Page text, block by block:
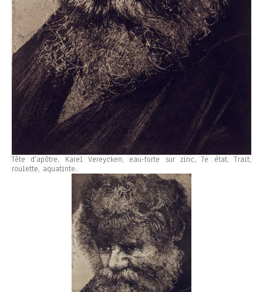
Tête d’apôtre, Karel Vereycken, eau-forte sur zinc, 7e état. Trait,
roulette, aquatinte.